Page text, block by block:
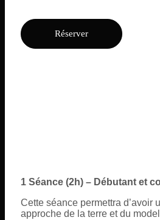
Réserver
1 Séance (2h) – Débutant et
Cette séance permettra d’avoir
approche de la terre et du